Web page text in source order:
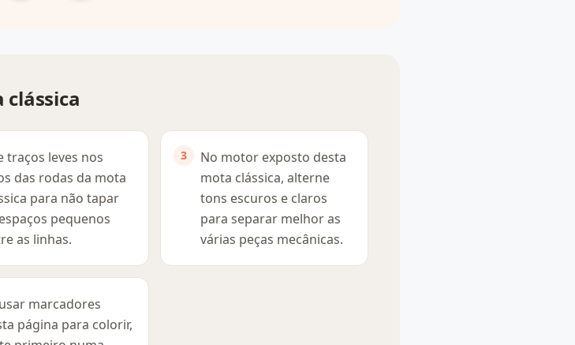
traços leves nos
das rodas da mota
para não tapar
pequenos
as linhas.
No motor exposto desta
mota clássica, alterne
tons escuros e claros
para separar melhor as
várias peças mecânicas.
marcadores
página para colorir,